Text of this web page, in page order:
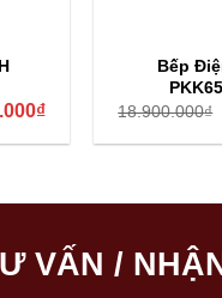
₫Giá
tại
Bếp
18.900.000₫
VẤN /